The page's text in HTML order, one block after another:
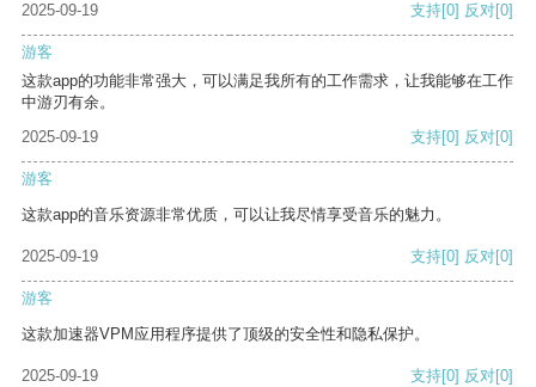
2025-09-19
支持[0] 反对[0]
游客
这款app的功能非常强大，可以满足我所有的工作需求，让我能够在工作
中游刃有余。
2025-09-19
支持[0] 反对[0]
游客
这款app的音乐资源非常优质，可以让我尽情享受音乐的魅力。
2025-09-19 支持[0] 反对[0]
游客
这款加速器VPM应用程序提供了顶级的安全性和隐私保护。
2025-09-19 支持[0] 反对[0]